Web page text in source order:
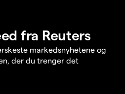
fra Reuters
markedsnyhetene og
der du trenger det